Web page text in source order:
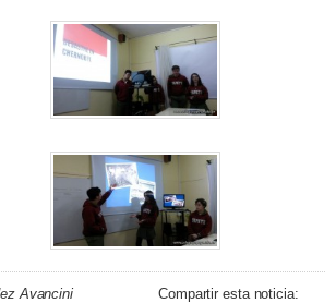
Avancini Compartir esta noticia: